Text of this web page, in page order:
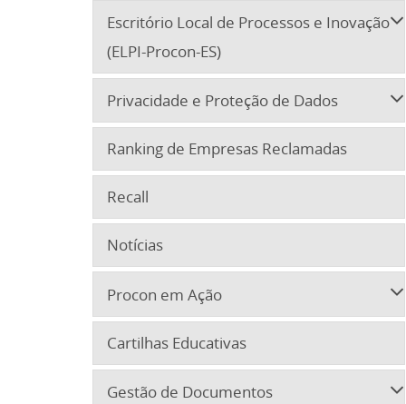
Escritório Local de Processos e Inovação
(ELPI-Procon-ES)
Privacidade e Proteção de Dados
Ranking de Empresas Reclamadas
Recall
Notícias
Procon em Ação
Cartilhas Educativas
Gestão de Documentos